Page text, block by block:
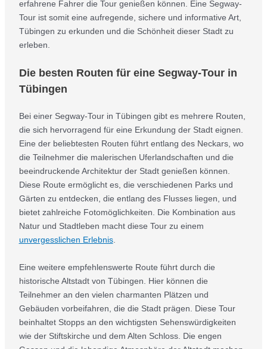
erfahrene Fahrer die Tour genießen können. Eine Segway-
Tour ist somit eine aufregende, sichere und informative Art,
Tübingen zu erkunden und die Schönheit dieser Stadt zu
erleben.
Die besten Routen für eine Segway-Tour in
Tübingen
Bei einer Segway-Tour in Tübingen gibt es mehrere Routen,
die sich hervorragend für eine Erkundung der Stadt eignen.
Eine der beliebtesten Routen führt entlang des Neckars, wo
die Teilnehmer die malerischen Uferlandschaften und die
beeindruckende Architektur der Stadt genießen können.
Diese Route ermöglicht es, die verschiedenen Parks und
Gärten zu entdecken, die entlang des Flusses liegen, und
bietet zahlreiche Fotomöglichkeiten. Die Kombination aus
Natur und Stadtleben macht diese Tour zu einem
unvergesslichen Erlebnis.
Eine weitere empfehlenswerte Route führt durch die
historische Altstadt von Tübingen. Hier können die
Teilnehmer an den vielen charmanten Plätzen und
Gebäuden vorbeifahren, die die Stadt prägen. Diese Tour
beinhaltet Stopps an den wichtigsten Sehenswürdigkeiten
wie der Stiftskirche und dem Alten Schloss. Die engen